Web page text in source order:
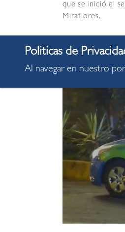
que se inició el
Miraflores.
Al navegar en nuestro